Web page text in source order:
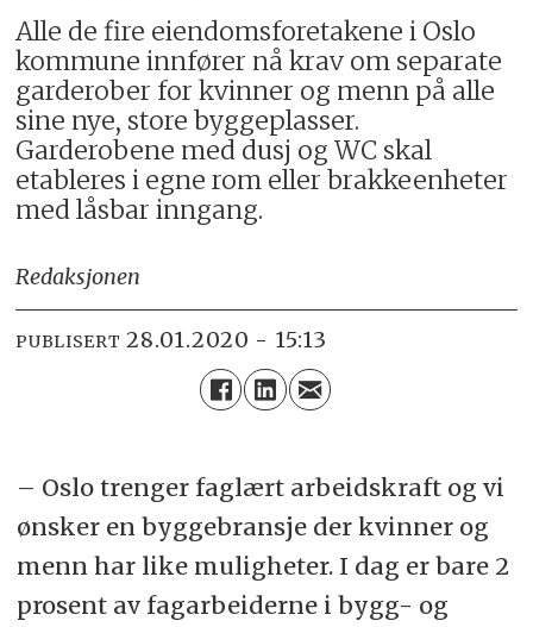
Alle de fire eiendomsforetakene i Oslo
kommune innfører nå krav om separate
garderober for kvinner og menn på alle
sine nye, store byggeplasser.
Garderobene med dusj og WC skal
etableres i egne rom eller brakkeenheter
med låsbar inngang.
Redaksjonen
PUBLISERT 28.01.2020 - 15:13
– Oslo trenger faglært arbeidskraft og vi
ønsker en byggebransje der kvinner og
menn har like muligheter. I dag er bare 2
prosent av fagarbeiderne i bygg- og